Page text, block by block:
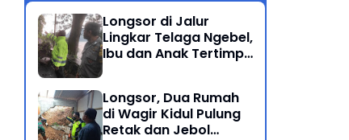
Longsor di Jalur
Lingkar Telaga Ngebel,
Ibu dan Anak Tertimpa
Longsor, Dua Rumah
di Wagir Kidul Pulung
Retak dan Jebol